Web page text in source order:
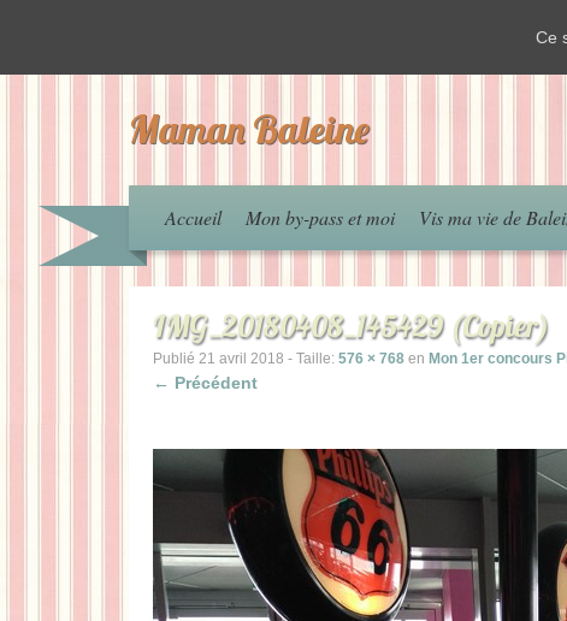
Maman Baleine
Accueil Mon by-pass et moi Vis ma vie de
IMG_20180408_145429 (Copier)
Publié 21 avril 2018 - Taille: 576 × 768 en Mon 1er concours
← Précédent
Ce